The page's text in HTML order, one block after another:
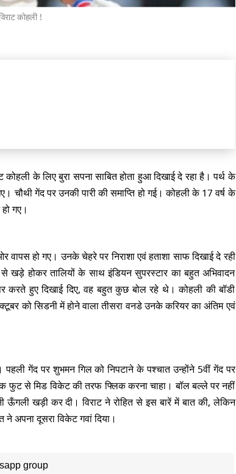
कोहली !
के लिए बुरा सपना साबित होता हुआ दिखाई दे रहा है। पर्थ के
चौथी गेंद पर उनकी पारी की समाप्ति हो गई। कोहली के 17 वर्ष के
गए।
हो गए। उनके चेहरे पर निराशा एवं हताशा साफ दिखाई दे रही
होकर तालियों के साथ इंडियन सुपरस्टार का बहुत अभिवादन
करते हुए दिखाई दिए, वह बहुत कुछ बोल रहे थे। कोहली की बॉडी
को सिडनी में होने वाला तीसरा वनडे उनके करियर का अंतिम एवं
गेंद पर शुभमन गिल को निपटाने के पश्चात उन्होंने 5वीं गेंद पर
फुट से मिड विकेट की तरफ फ्लिक करना चाहा। बॉल बल्ले पर नहीं
खड़ी कर दी। विराट ने रोहित से इस बारें में बात की, लेकिन
अपना दूसरा विकेट गवां दिया।
group
आगाज, भारत
खुशखबरी,
BCCI सचिव ने